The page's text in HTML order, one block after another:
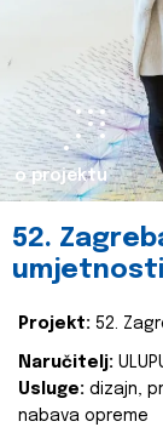
o projektu
52.
umjetnosti
Projekt: 52.
Naručitelj:
Usluge: dizajn,
nabava opreme